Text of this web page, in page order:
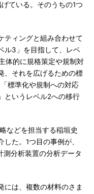
ている。そのうちの1つ
ィングと組み合わせて
ル3」を目指して、レベ
体的に規格策定や規制対
、それを広げるための標
標準化や規制への対応
というレベル2への移行
などを担当する稲垣史
た。1つ目の事例が、
分析装置の分析データ
は、複数の材料のさま